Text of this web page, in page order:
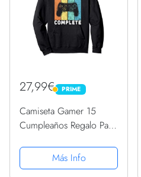
27,99€ PRIME
PRIME
Camiseta Gamer 15
Cumpleaños Regalo Para
con Capucha
Más Info